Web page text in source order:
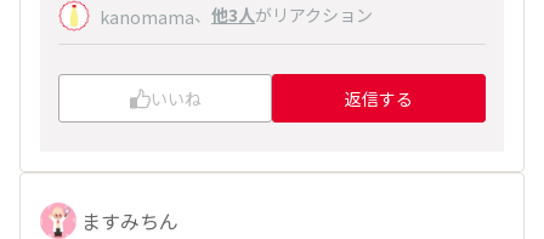
kanomama、 他3人がリアクション
いいね 返信する
ますみちん